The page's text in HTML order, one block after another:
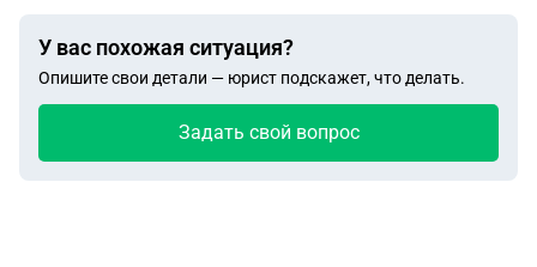
У вас похожая ситуация?
Опишите свои детали — юрист подскажет, что делать.
Задать свой вопрос